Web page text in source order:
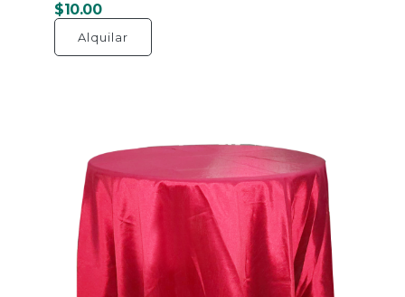
$10.00
Alquilar